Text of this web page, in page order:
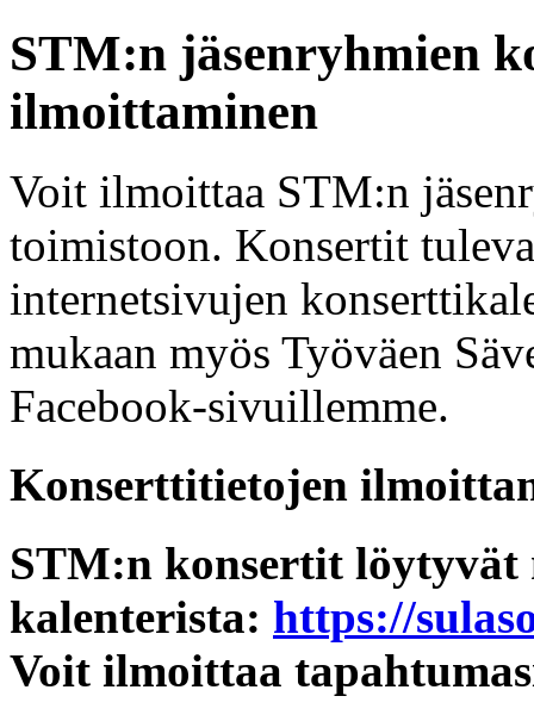
STM:n jäsenryhmien
ilmoittaminen
Voit ilmoittaa STM:n
toimistoon. Konsertit
internetsivujen
mukaan myös Työväen
Facebook-sivuillemme.
Konserttitietojen
STM:n konsertit löytyvät
kalenterista: https://
Voit ilmoittaa